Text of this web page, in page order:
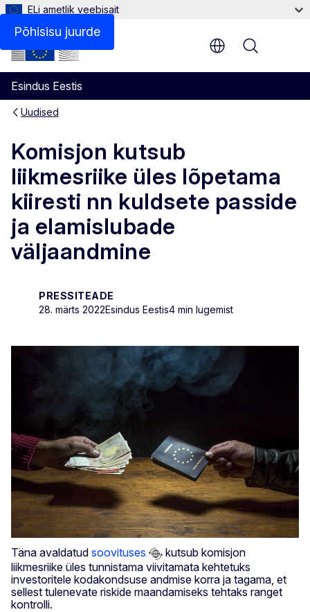
Põhisisu juurde
ELi ametlik veebisait
Esindus Eestis
Menu
Uudised
Komisjon kutsub
liikmesriike üles lõpetama
kiiresti nn kuldsete passide
ja elamislubade
väljaandmine
PRESSITEADE
28. märts 2022Esindus Eestis4 min lugemist
Täna avaldatud soovituses
kutsub komisjon
liikmesriike üles tunnistama viivitamata kehtetuks
investoritele kodakondsuse andmise korra ja tagama, et
sellest tulenevate riskide maandamiseks tehtaks ranget
kontrolli.